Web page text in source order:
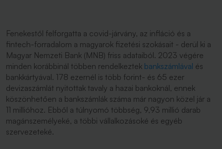
Fenekestől felforgatta a covid-járvány, az infláció és a
fintech-forradalom a magyarok fizetési szokásait - derül ki a
Magyar Nemzeti Bank (MNB) friss adataiból. 2023 végére
minden korábbinál többen rendelkeztek bankszámlával és
bankkártyával. 178 ezernél is több forint- és 65 ezer
devizaszámlát nyitottak tavaly a hazai bankoknál, ennek
köszönhetően a bankszámlák száma már nagyon közel jár a
11 millióhoz. Ebből a túlnyomó többség, 9,93 millió darab
magánszemélyeké, a többi vállalkozásoké és egyéb
szervezeteké.